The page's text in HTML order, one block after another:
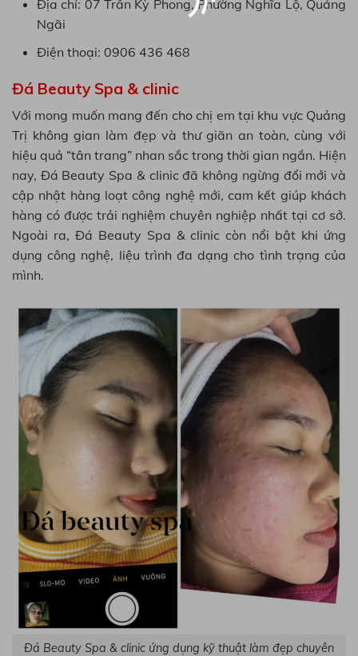
Địa chỉ: 07 Trần Kỳ Phong, Phường Nghĩa Lộ, Quảng
Ngãi
Điện thoại: 0906 436 468
Đá Beauty Spa & clinic
Với mong muốn mang đến cho chị em tại khu vực Quảng
Trị không gian làm đẹp và thư giãn an toàn, cùng với
hiệu quả “tân trang” nhan sắc trong thời gian ngắn. Hiện
nay, Đá Beauty Spa & clinic đã không ngừng đổi mới và
cập nhật hàng loạt công nghệ mới, cam kết giúp khách
hàng có được trải nghiệm chuyên nghiệp nhất tại cơ sở.
Ngoài ra, Đá Beauty Spa & clinic còn nổi bật khi ứng
dụng công nghệ, liệu trình đa dạng cho tình trạng của
mình.
Đá Beauty Spa & clinic ứng dụng kỹ thuật làm đẹp chuyên
Xác nhận